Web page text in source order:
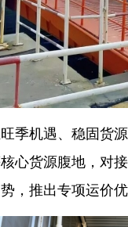
机遇、稳固货源
心货源腹地，对
，推出专项运价